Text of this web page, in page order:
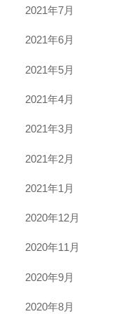
2021年7月
2021年6月
2021年5月
2021年4月
2021年3月
2021年2月
2021年1月
2020年12月
2020年11月
2020年9月
2020年8月